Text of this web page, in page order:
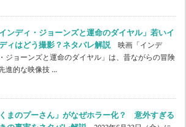
インディ・ジョーンズと運命のダイヤル」若いイ
ィはどう撮影？ネタバレ解説映画「インデ
ジョーンズと運命のダイヤル」は、昔ながらの冒険
進的な映像技 ...
くまのプーさん」がなぜホラー化？ 意外すぎる